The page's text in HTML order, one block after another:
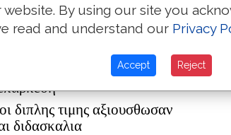
οικοδεσποτειν
λοιδοριας χαριν
του σατανα
αυταις και μη βαρεισθω η
διπλης τιμης αξιουσθωσαν
διδασκαλια
website. By using our site you
read and understand our Privacy
Accept Reject